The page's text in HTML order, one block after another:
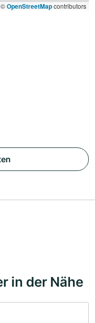
©OpenStreetMapcontributors
in der Nähe